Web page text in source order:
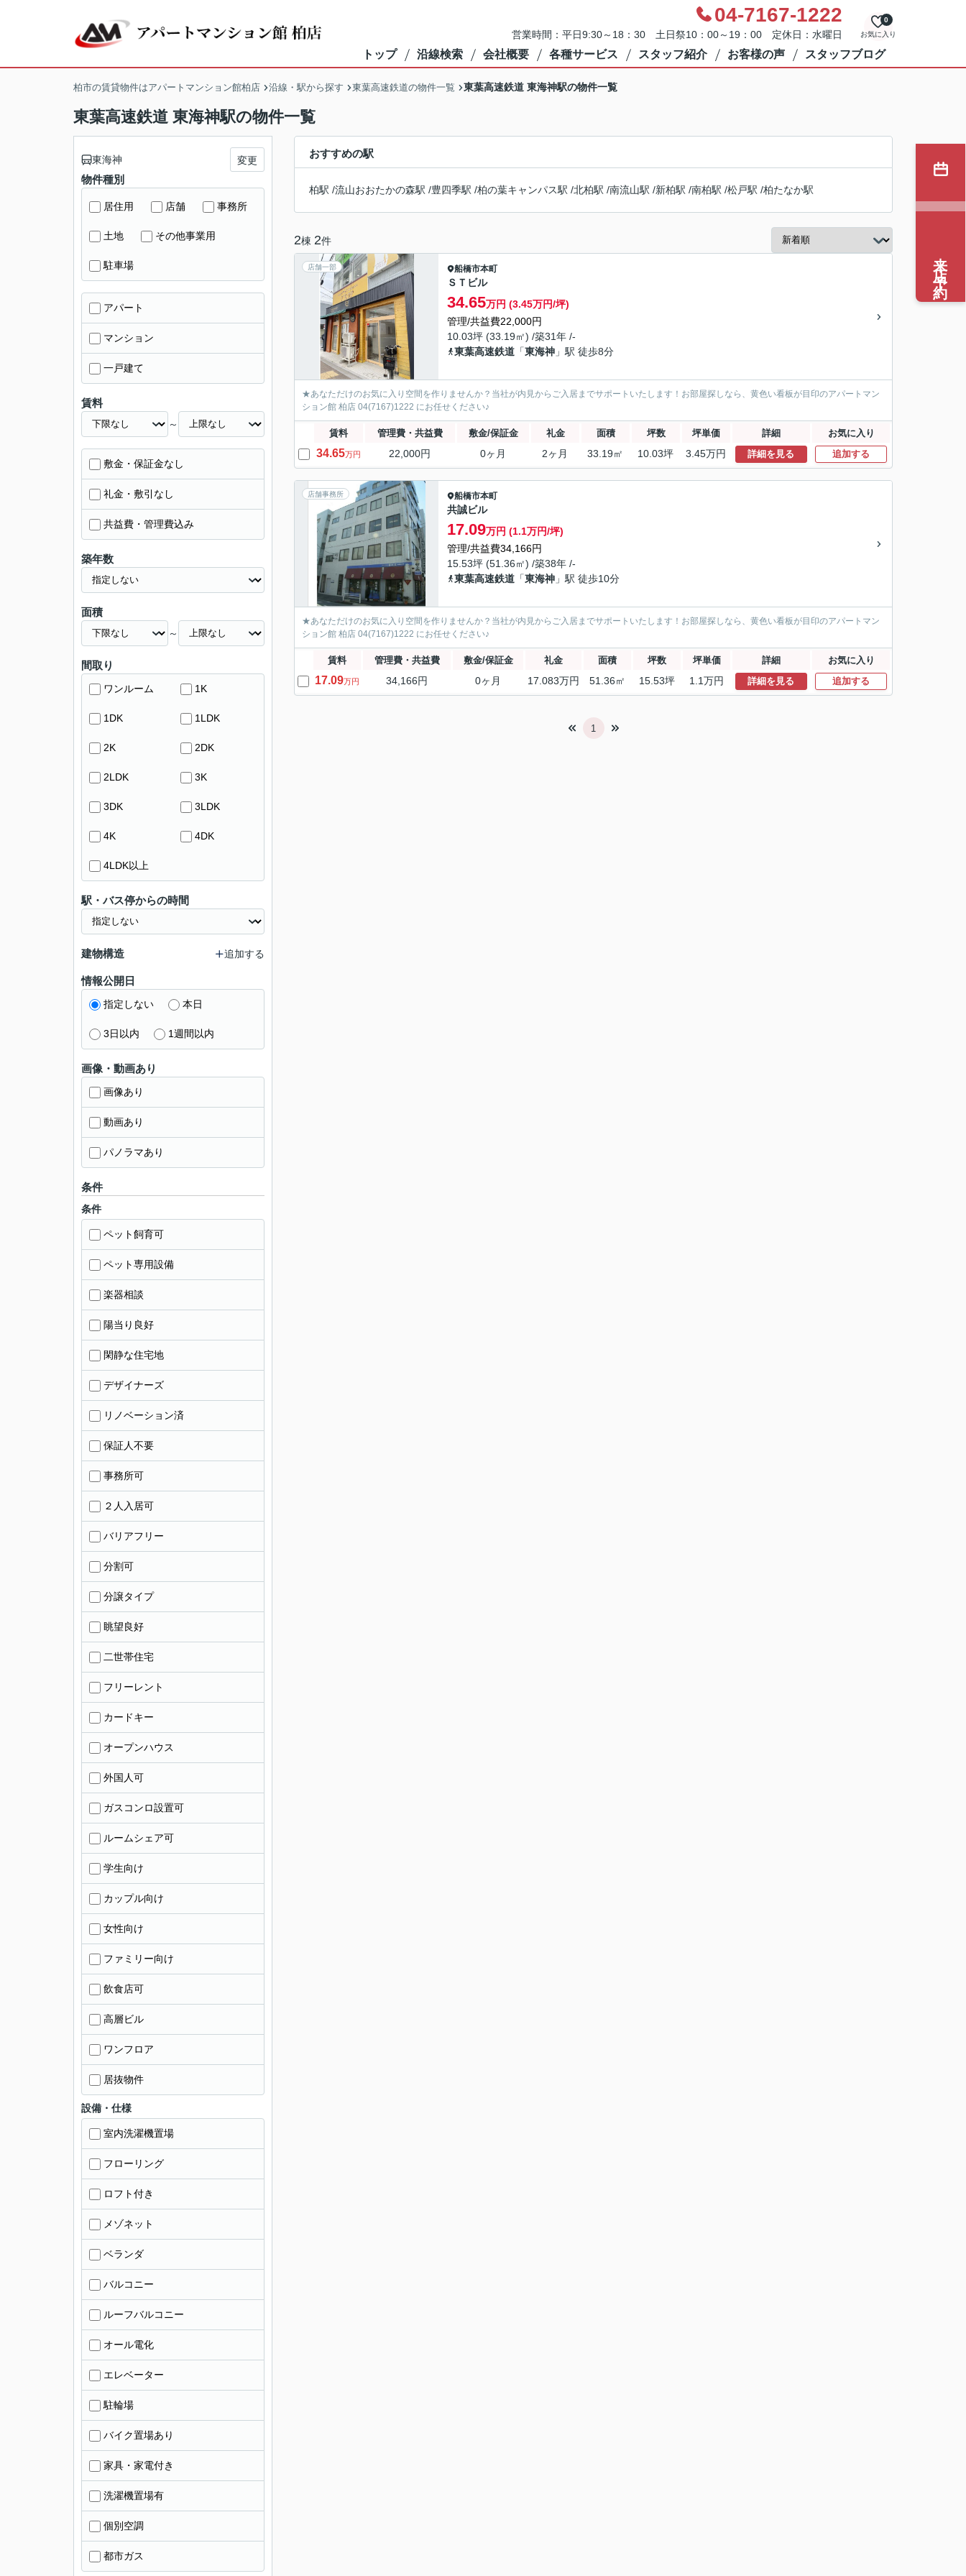
04-7167-1222
営業時間：平日9:30～18：30 土日祭10：00～19：00 定休日：水曜日 お気に入り
0
トップ 沿線検索 会社概要 各種サービス スタッフ紹介 お客様の声 スタッフブログ
柏市の賃貸物件はアパートマンション館柏店 沿線・駅から探す 東葉高速鉄道の物件一覧 東葉高速鉄道 東海神駅の物件一覧
東葉高速鉄道 東海神駅の物件一覧
おすすめの駅
柏駅 /流山おおたかの森駅 /豊四季駅 /柏の葉キャンパス駅 /北柏駅 /南流山駅 /新柏駅 /南柏駅 /松戸駅 /柏たなか駅
2棟 2件
店舗一部 船橋市本町
ＳＴビル
34.65万円 (3.45万円/坪)
管理/共益費22,000円
10.03坪 (33.19㎡) /築31年 /-
東葉高速鉄道 「東海神 」駅 徒歩8分
★あなただけのお気に入り空間を作りませんか？当社が内見からご入居までサポートいたします！お部屋探しなら、黄色い看板が目印のアパートマン
ション館 柏店 04(7167)1222 にお任せください♪
賃料 管理費・共益費 敷金/保証金 礼金 面積 坪数 坪単価 詳細 お気に入り
34.65万円 22,000円 0ヶ月 2ヶ月 33.19㎡ 10.03坪 3.45万円 詳細を見る 追加する
店舗事務所 船橋市本町
共誠ビル
17.09万円 (1.1万円/坪)
管理/共益費34,166円
15.53坪 (51.36㎡) /築38年 /-
東葉高速鉄道 「東海神 」駅 徒歩10分
★あなただけのお気に入り空間を作りませんか？当社が内見からご入居までサポートいたします！お部屋探しなら、黄色い看板が目印のアパートマン
ション館 柏店 04(7167)1222 にお任せください♪
賃料 管理費・共益費 敷金/保証金 礼金 面積 坪数 坪単価 詳細 お気に入り
17.09万円 34,166円 0ヶ月 17.083万円 51.36㎡ 15.53坪 1.1万円 詳細を見る 追加する
1
東海神 変更
物件種別
居住用 店舗 事務所
土地 その他事業用
駐車場
アパート
マンション
一戸建て
賃料
～
敷金・保証金なし
礼金・敷引なし
共益費・管理費込み
築年数
面積
～
間取り
ワンルーム 1K
1DK 1LDK
2K 2DK
2LDK 3K
3DK 3LDK
4K 4DK
4LDK以上
駅・バス停からの時間
建物構造 追加する
情報公開日
指定しない 本日
3日以内 1週間以内
画像・動画あり
画像あり
動画あり
パノラマあり
条件
条件
ペット飼育可
ペット専用設備
楽器相談
陽当り良好
閑静な住宅地
デザイナーズ
リノベーション済
保証人不要
事務所可
２人入居可
バリアフリー
分割可
分譲タイプ
眺望良好
二世帯住宅
フリーレント
カードキー
オープンハウス
外国人可
ガスコンロ設置可
ルームシェア可
学生向け
カップル向け
女性向け
ファミリー向け
飲食店可
高層ビル
ワンフロア
居抜物件
設備・仕様
室内洗濯機置場
フローリング
ロフト付き
メゾネット
ベランダ
バルコニー
ルーフバルコニー
オール電化
エレベーター
駐輪場
バイク置場あり
家具・家電付き
洗濯機置場有
個別空調
都市ガス
来店予約